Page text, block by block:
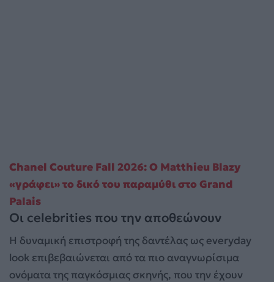
Chanel Couture Fall 2026: Ο Matthieu Blazy
«γράφει» το δικό του παραμύθι στο Grand
Palais
Οι celebrities που την αποθεώνουν
Η δυναμική επιστροφή της δαντέλας ως everyday
look επιβεβαιώνεται από τα πιο αναγνωρίσιμα
ονόματα της παγκόσμιας σκηνής, που την έχουν